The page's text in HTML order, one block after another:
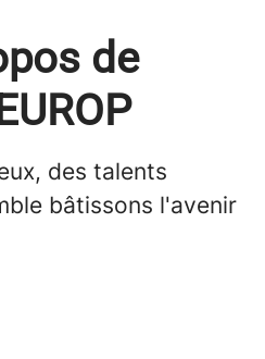
de
des talents
bâtissons l'avenir